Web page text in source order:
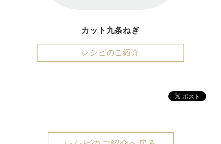
カット九条ねぎ
レシピのご紹介